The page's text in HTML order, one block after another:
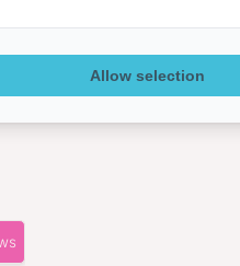
aluminium
Allow selection